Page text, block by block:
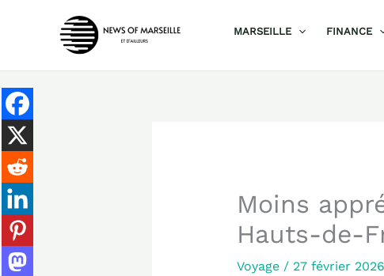
MARSEILLE FINANCE
Moins
Hauts-de-
Voyage/ 27 février 2026